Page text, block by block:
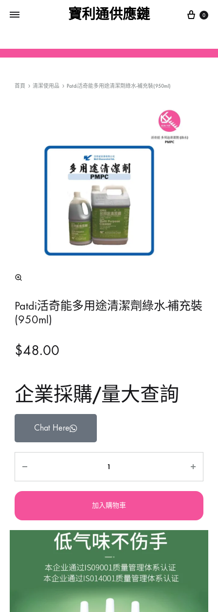
寶利通供應鏈 0
首頁 清潔使用品 Patdi活奇能多用途清潔劑綠水-補充裝(950ml)
Patdi活奇能多用途清潔劑綠水-補充裝
(950ml)
$48.00
企業採購/量大查詢
Chat Here
加入購物車